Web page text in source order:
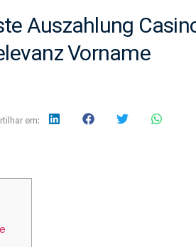
Auszahlung
Vorname
em: